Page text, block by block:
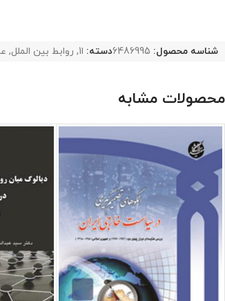
شناسه محصول: 6486995دسته: ا1 , روابط بین الملل,
محصولات مشابه